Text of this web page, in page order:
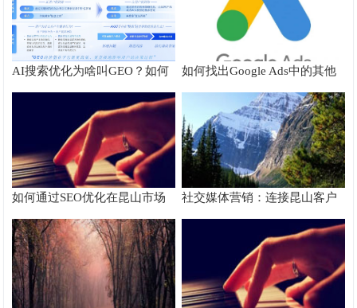
AI搜索优化为啥叫GEO？如何
在AI搜索中获得排名？
如何找出Google Ads中的其他
搜索字词
如何通过SEO优化在昆山市场
脱颖而出
社交媒体营销：连接昆山客户
的桥梁